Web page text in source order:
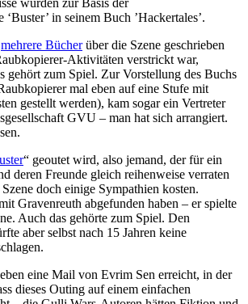
wurden zur Basis der
in seinem Buch ’Hackertales’.
mehrere Bücherüber die Szene geschrieben
Aktivitäten verstrickt war,
gehört zum Spiel. Zur Vorstellung des Buchs
mal eben auf eine Stufe mit
gestellt werden), kam sogar ein Vertreter
GVU – man hat sich arrangiert.
“ geoutet wird, also jemand, der für ein
deren Freunde gleich reihenweise verraten
doch einige Sympathien kosten.
Gravenreuth abgefunden haben – er spielte
Auch das gehörte zum Spiel. Den
aber selbst nach 15 Jahren keine
eine Mail von Evrim Sen erreicht, in der
dieses Outing auf einem einfachen